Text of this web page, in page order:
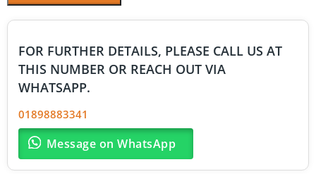
FOR FURTHER DETAILS, PLEASE CALL US AT
THIS NUMBER OR REACH OUT VIA
WHATSAPP.
01898883341
Message on WhatsApp